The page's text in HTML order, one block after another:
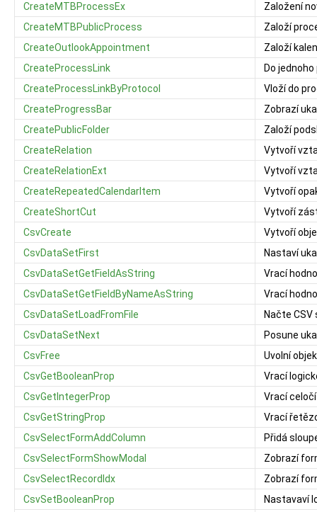
CreateMTBProcessEx
Založení
CreateMTBPublicProcess
Založí
CreateOutlookAppointment
Založí
CreateProcessLink
Do
CreateProcessLinkByProtocol
Vloží do
CreateProgressBar
Zobrazí
CreatePublicFolder
Založí
CreateRelation
Vytvoří
CreateRelationExt
Vytvoří
CreateRepeatedCalendarItem
Vytvoří
CreateShortCut
Vytvoří
CsvCreate
Vytvoří
CsvDataSetFirst
Nastaví
CsvDataSetGetFieldAsString
Vrací
CsvDataSetGetFieldByNameAsString
Vrací
CsvDataSetLoadFromFile
Načte CSV
CsvDataSetNext
Posune
CsvFree
Uvolní
CsvGetBooleanProp
Vrací
CsvGetIntegerProp
Vrací
CsvGetStringProp
Vrací
CsvSelectFormAddColumn
Přidá
CsvSelectFormShowModal
Zobrazí
CsvSelectRecordIdx
Zobrazí
CsvSetBooleanProp
Nastavaví